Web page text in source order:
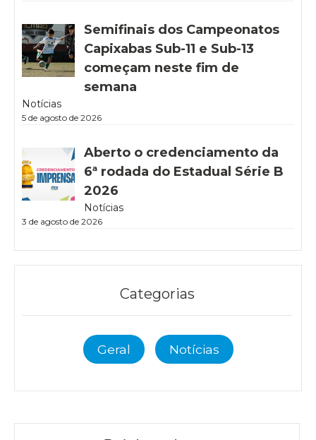
Semifinais dos Campeonatos
Capixabas Sub-11 e Sub-13
começam neste fim de
semana
Notícias
5 de agosto de 2026
Aberto o credenciamento da
6ª rodada do Estadual Série B
2026
Notícias
3 de agosto de 2026
Categorias
Geral Notícias